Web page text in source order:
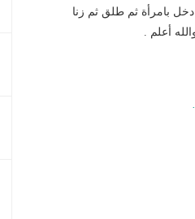
بامرأة ثم طلق ثم زنا
أعلم .